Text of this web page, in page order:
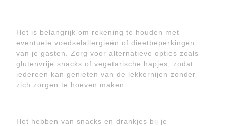
Het is belangrijk om rekening te houden met
eventuele voedselallergieën of dieetbeperkingen
van je gasten. Zorg voor alternatieve opties zoals
glutenvrije snacks of vegetarische hapjes, zodat
iedereen kan genieten van de lekkernijen zonder
zich zorgen te hoeven maken.
Het hebben van snacks en drankjes bij je